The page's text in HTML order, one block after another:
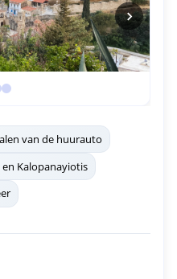
van de huurauto
Kalopanayiotis